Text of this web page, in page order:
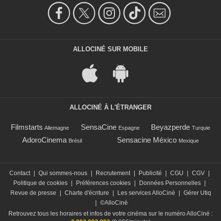
ALLOCINÉ SUR MOBILE
ALLOCINÉ À L'ÉTRANGER
Filmstarts Allemagne SensaCine Espagne Beyazperde Turquie
AdoroCinema Brésil Sensacine México Mexique
Contact Qui sommes-nous Recrutement Publicité CGU CGV
Politique de cookies
Préférences cookies Données Personnelles
Revue de presse
Charte d'écriture Les services AlloCiné
Gérer Utiq
©AlloCiné
Retrouvez tous les horaires et infos de votre cinéma sur le numéro AlloCiné :